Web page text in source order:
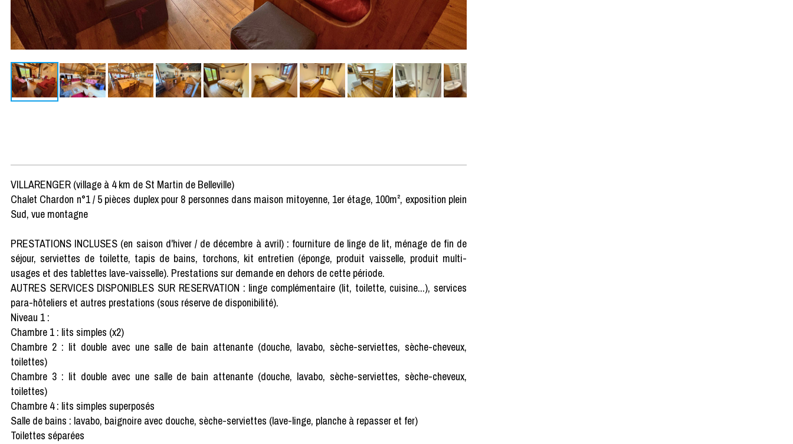
VILLARENGER (village à 4 km de St Martin de Belleville)
Chalet Chardon n°1 / 5 pièces duplex pour 8 personnes dans maison mitoyenne, 1er étage, 100m², exposition plein
Sud, vue montagne
PRESTATIONS INCLUSES (en saison d'hiver / de décembre à avril) : fourniture de linge de lit, ménage de fin de
séjour, serviettes de toilette, tapis de bains, torchons, kit entretien (éponge, produit vaisselle, produit multi-
usages et des tablettes lave-vaisselle). Prestations sur demande en dehors de cette période.
AUTRES SERVICES DISPONIBLES SUR RESERVATION : linge complémentaire (lit, toilette, cuisine...), services
para-hôteliers et autres prestations (sous réserve de disponibilité).
Niveau 1 :
Chambre 1 : lits simples (x2)
Chambre 2 : lit double avec une salle de bain attenante (douche, lavabo, sèche-serviettes, sèche-cheveux,
toilettes)
Chambre 3 : lit double avec une salle de bain attenante (douche, lavabo, sèche-serviettes, sèche-cheveux,
toilettes)
Chambre 4 : lits simples superposés
Salle de bains : lavabo, baignoire avec douche, sèche-serviettes (lave-linge, planche à repasser et fer)
Toilettes séparées